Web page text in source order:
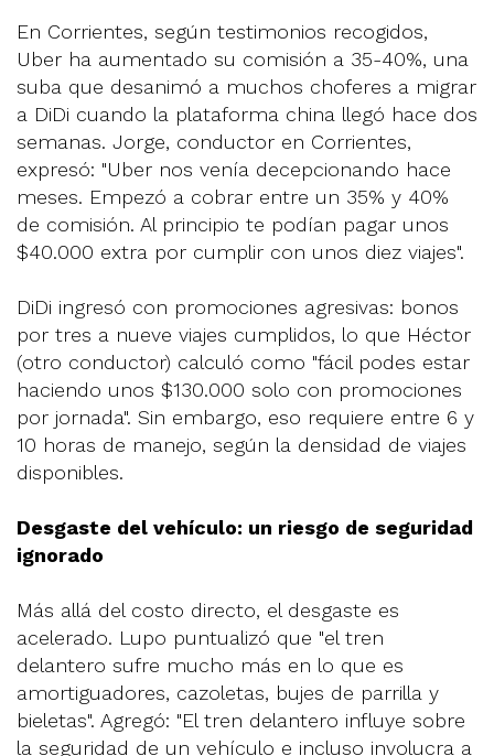
En Corrientes, según testimonios recogidos,
Uber ha aumentado su comisión a 35-40%, una
suba que desanimó a muchos choferes a migrar
a DiDi cuando la plataforma china llegó hace dos
semanas. Jorge, conductor en Corrientes,
expresó: "Uber nos venía decepcionando hace
meses. Empezó a cobrar entre un 35% y 40%
de comisión. Al principio te podían pagar unos
$40.000 extra por cumplir con unos diez viajes".
DiDi ingresó con promociones agresivas: bonos
por tres a nueve viajes cumplidos, lo que Héctor
(otro conductor) calculó como "fácil podes estar
haciendo unos $130.000 solo con promociones
por jornada". Sin embargo, eso requiere entre 6 y
10 horas de manejo, según la densidad de viajes
disponibles.
Desgaste del vehículo: un riesgo de seguridad
ignorado
Más allá del costo directo, el desgaste es
acelerado. Lupo puntualizó que "el tren
delantero sufre mucho más en lo que es
amortiguadores, cazoletas, bujes de parrilla y
bieletas". Agregó: "El tren delantero influye sobre
la seguridad de un vehículo e incluso involucra a